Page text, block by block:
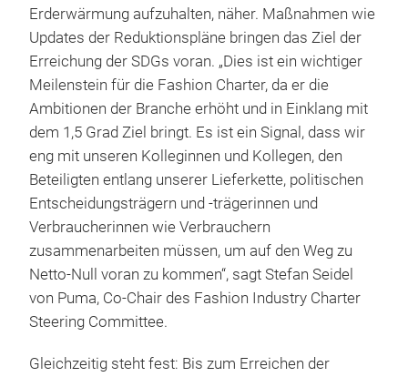
Erderwärmung aufzuhalten, näher. Maßnahmen wie
Updates der Reduktionspläne bringen das Ziel der
Erreichung der SDGs voran. „Dies ist ein wichtiger
Meilenstein für die Fashion Charter, da er die
Ambitionen der Branche erhöht und in Einklang mit
dem 1,5 Grad Ziel bringt. Es ist ein Signal, dass wir
eng mit unseren Kolleginnen und Kollegen, den
Beteiligten entlang unserer Lieferkette, politischen
Entscheidungsträgern und -trägerinnen und
Verbraucherinnen wie Verbrauchern
zusammenarbeiten müssen, um auf den Weg zu
Netto-Null voran zu kommen“, sagt Stefan Seidel
von Puma, Co-Chair des Fashion Industry Charter
Steering Committee.
Gleichzeitig steht fest: Bis zum Erreichen der